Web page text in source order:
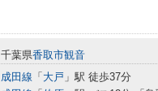
千葉県香取市観音
成田線 「 大戸 」駅 徒歩37分